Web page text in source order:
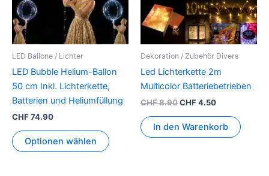
LED Ballone / Lichter
LED Bubble Helium-Ballon
50 cm Inkl. Lichterkette,
Batterien und Heliumfüllung
CHF74.90
Optionen wählen
auf.
Die
Optionen
der
Produktseite
gewählt
Dekoration / Zubehör Divers
Led Lichterkette 2m
Multicolor Batteriebetrieben
CHF8.90CHF4.50
In den Warenkorb